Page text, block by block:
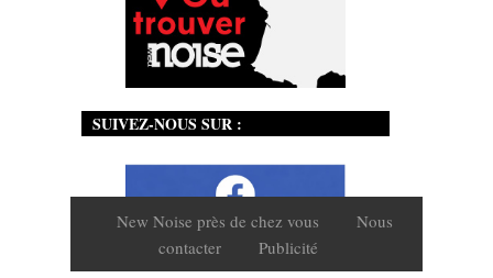
SUIVEZ-NOUS SUR :
New Noise près de chez vous
Nous
contacter
Publicité